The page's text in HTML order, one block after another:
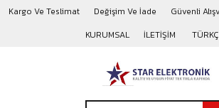
Kargo Ve Teslimat Değişim Ve İade Güvenli
KURUMSAL
İLETİŞİM